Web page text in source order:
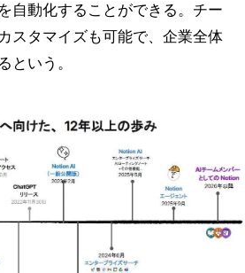
自動化することができる。チー
スタマイズも可能で、企業全体
という。